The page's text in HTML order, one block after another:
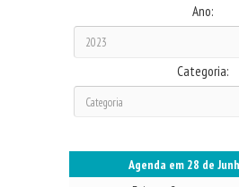
Ano:
Categoria:
Agenda em 28 de